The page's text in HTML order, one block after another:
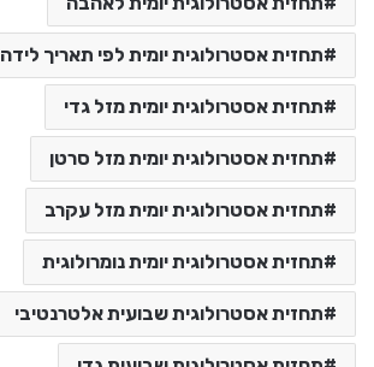
תחזית אסטרולוגית יומית לפי תאריך לידה
תחזית אסטרולוגית יומית מזל גדי
תחזית אסטרולוגית יומית מזל סרטן
תחזית אסטרולוגית יומית מזל עקרב
תחזית אסטרולוגית יומית נומרולוגית
תחזית אסטרולוגית שבועית אלטרנטיבי